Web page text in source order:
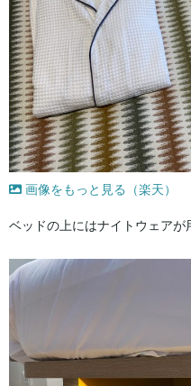
画像をもっと見る（楽天）
ベッドの上にはナイトウェアが